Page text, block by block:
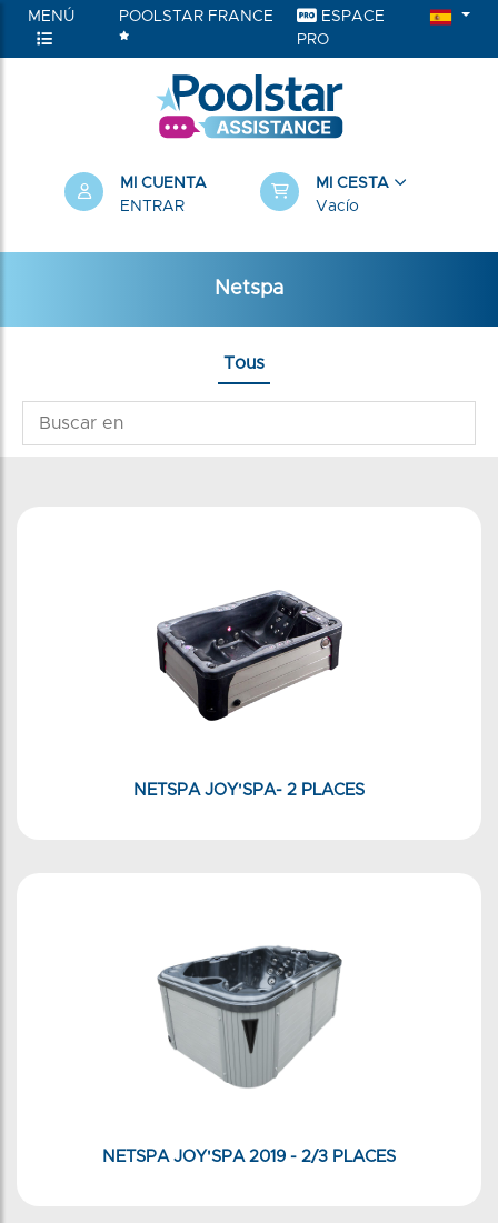
MENÚ POOLSTAR FRANCE
ESPACE
PRO
MI CUENTA
ENTRAR
MI CESTA
Vacío
Netspa
Tous
NETSPA JOY'SPA- 2 PLACES
NETSPA JOY'SPA 2019 - 2/3 PLACES